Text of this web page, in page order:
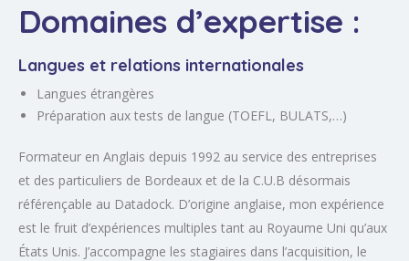
Domaines d’expertise :
Langues et relations internationales
Langues étrangères
Préparation aux tests de langue (TOEFL, BULATS,…)
Formateur en Anglais depuis 1992 au service des entreprises
et des particuliers de Bordeaux et de la C.U.B désormais
référençable au Datadock. D’origine anglaise, mon expérience
est le fruit d’expériences multiples tant au Royaume Uni qu’aux
États Unis. J’accompagne les stagiaires dans l’acquisition, le